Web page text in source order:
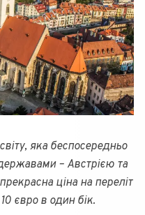
яка беспосередньо
– Австрією та
ціна на переліт
євро в один бік.